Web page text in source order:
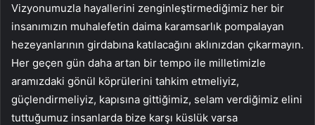
Vizyonumuzla hayallerini zenginleştirmediğimiz her bir
insanımızın muhalefetin daima karamsarlık pompalayan
hezeyanlarının girdabına katılacağını aklınızdan çıkarmayın.
Her geçen gün daha artan bir tempo ile milletimizle
aramızdaki gönül köprülerini tahkim etmeliyiz,
güçlendirmeliyiz, kapısına gittiğimiz, selam verdiğimiz elini
tuttuğumuz insanlarda bize karşı küslük varsa